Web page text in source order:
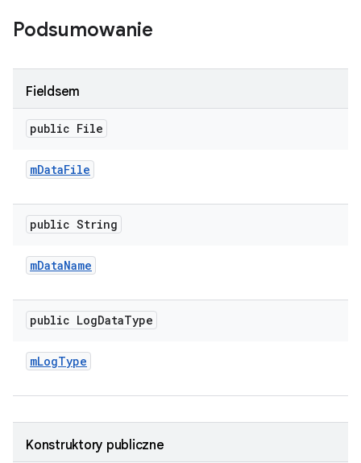
Podsumowanie
Fieldsem
public File
mDataFile
public String
mDataName
public LogDataType
mLogType
Konstruktory publiczne